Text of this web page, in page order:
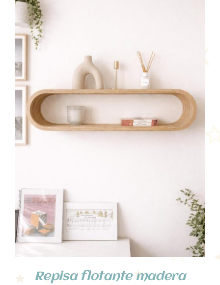
AÑADIR AL CARRITO
DETALLES
Repisa flotante madera